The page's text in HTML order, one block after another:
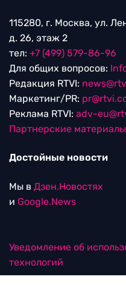
115280, г. Москва, ул.
д. 26, этаж 2
тел: +7 (499) 579-86-96
Для общих вопросов:
Редакция RTVI:
Маркетинг/PR:
Реклама RTVI: adv-
Партнерские материалы
Достойные новости
Мы в Дзен.Новостях
и Google.News
Уведомление об
технологий